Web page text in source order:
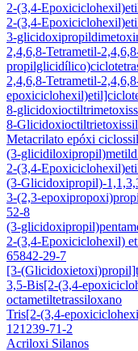
2-(3,4-
2-(3,4-
3-
2,4,6,8-Tetrametil-
2,4,6,8-Tetrametil-
8-
8-
Metacrilato epóxi
(3-
2-(3,4-
(3-Glicidoxipropil)-
3-(2,3-
52-8
(3-
2-(3,4-Epoxiciclohexil)
65842-29-7
[3-
3,5-Bis[2-(3,4-
octametiltetrassiloxano
Tris[2-(3,4-
121239-71-2
Acriloxi Silanos